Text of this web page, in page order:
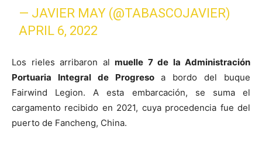
— JAVIER MAY (@TABASCOJAVIER)
APRIL 6, 2022
Los rieles arribaron al muelle 7 de la Administración
Portuaria Integral de Progreso a bordo del buque
Fairwind Legion. A esta embarcación, se suma el
cargamento recibido en 2021, cuya procedencia fue del
puerto de Fancheng, China.